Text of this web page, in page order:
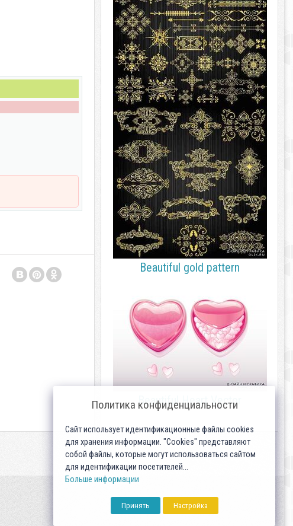
Beautiful gold pattern
Beautiful Heart Vector
Политика конфиденциальности
Сайт использует идентификационные файлы cookies
для хранения информации. "Cookies" представляют
собой файлы, которые могут использоваться сайтом
для идентификации посетителей...
Больше информации
Принять Настройка